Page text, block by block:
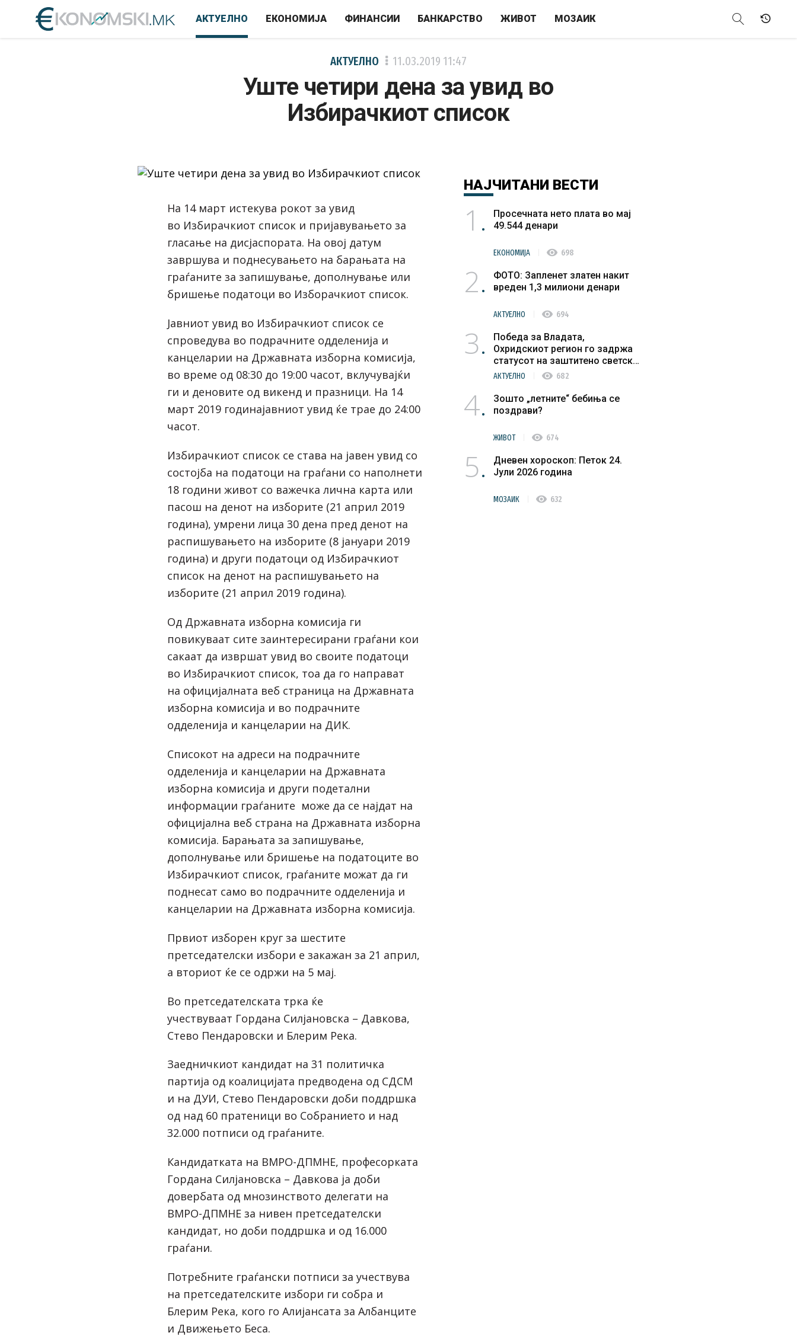
АКТУЕЛНО ЕКОНОМИЈА ФИНАНСИИ БАНКАРСТВО ЖИВОТ МОЗАИК
АКТУЕЛНО 11.03.2019 11:47
Уште четири дена за увид во
Избирачкиот список
На 14 март истекува рокот за увид
во Избирачкиот список и пријавувањето за
гласање на дисјаспората. На овој датум
завршува и поднесувањето на барањата на
граѓаните за запишување, дополнување или
бришење податоци во Изборачкиот список.
Јавниот увид во Избирачкиот список се
спроведува во подрачните одделенија и
канцеларии на Државната изборна комисија,
во време од 08:30 до 19:00 часот, вклучувајќи
ги и деновите од викенд и празници. На 14
март 2019 годинајавниот увид ќе трае до 24:00
часот.
Избирачкиот список се става на јавен увид со
состојба на податоци на граѓани со наполнети
18 години живот со важечка лична карта или
пасош на денот на изборите (21 април 2019
година), умрени лица 30 дена пред денот на
распишувањето на изборите (8 јануари 2019
година) и други податоци од Избирачкиот
список на денот на распишувањето на
изборите (21 април 2019 година).
Од Државната изборна комисија ги
повикуваат сите заинтересирани граѓани кои
сакаат да извршат увид во своите податоци
во Избирачкиот список, тоа да го направат
на официјалната веб страница на Државната
изборна комисија и во подрачните
одделенија и канцеларии на ДИК.
Списокот на адреси на подрачните
одделенија и канцеларии на Државната
изборна комисија и други подетални
информации граѓаните може да се најдат на
официјална веб страна на Државната изборна
комисија. Барањата за запишување,
дополнување или бришење на податоците во
Избирачкиот список, граѓаните можат да ги
поднесат само во подрачните одделенија и
канцеларии на Државната изборна комисија.
Првиот изборен круг за шестите
претседателски избори е закажан за 21 април,
а вториот ќе се одржи на 5 мај.
Во претседателската трка ќе
учествуваат Гордана Силјановска – Давкова,
Стево Пендаровски и Блерим Река.
Заедничкиот кандидат на 31 политичка
партија од коалицијата предводена од СДСМ
и на ДУИ, Стево Пендаровски доби поддршка
од над 60 пратеници во Собранието и над
32.000 потписи од граѓаните.
Кандидатката на ВМРО-ДПМНЕ, професорката
Гордана Силјановска – Давкова ја доби
довербата од мнозинството делегати на
ВМРО-ДПМНЕ за нивен претседателски
кандидат, но доби поддршка и од 16.000
граѓани.
Потребните граѓански потписи за учествува
на претседателските избори ги собра и
Блерим Река, кого го Алијансата за Албанците
и Движењето Беса.
НАЈЧИТАНИ ВЕСТИ
1
Просечната нето плата во мај
49.544 денари
ЕКОНОМИЈА visibility 698
2
ФОТО: Запленет златен накит
вреден 1,3 милиони денари
АКТУЕЛНО visibility 694
3
Победа за Владата,
Охридскиот регион го задржа
статусот на заштитено светско
културно наследство
АКТУЕЛНО visibility 682
4
Зошто „летните“ бебиња се
поздрави?
ЖИВОТ visibility 674
5
Дневен хороскоп: Петок 24.
Јули 2026 година
МОЗАИК visibility 632